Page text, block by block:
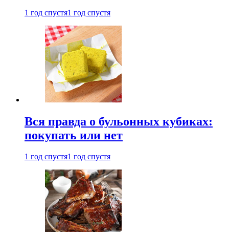
1 год спустя1 год спустя
Вся правда о бульонных кубиках:
покупать или нет
1 год спустя1 год спустя